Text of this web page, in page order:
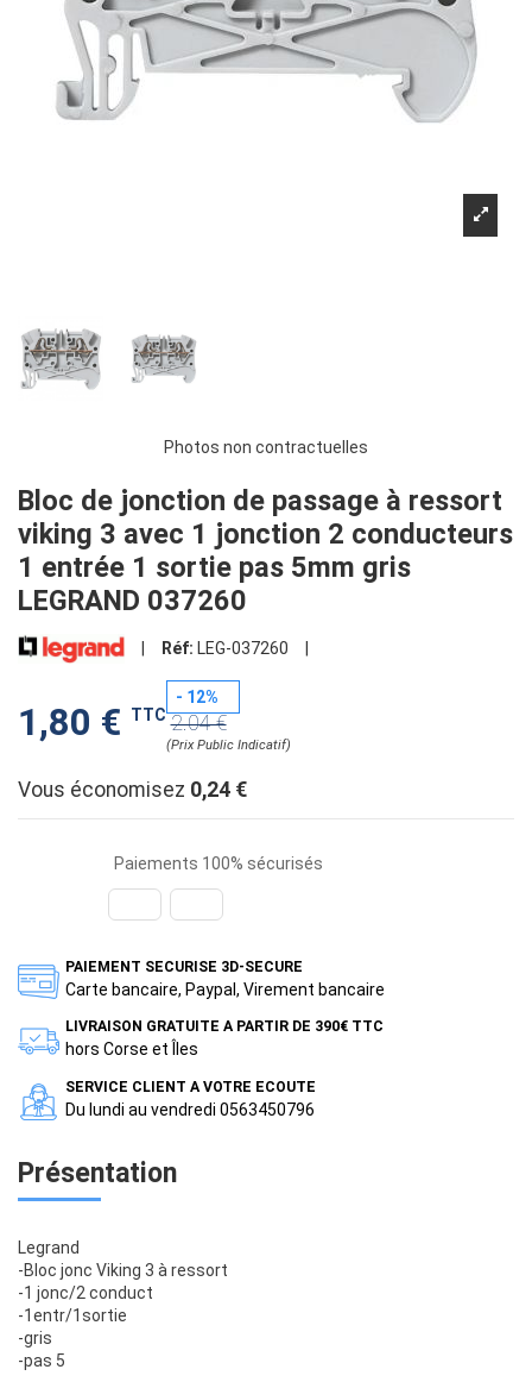
Photos non contractuelles
Bloc de jonction de passage à ressort
viking 3 avec 1 jonction 2 conducteurs
1 entrée 1 sortie pas 5mm gris
LEGRAND 037260
Réf: LEG-037260
1,80 € TTC
- 12%
2.04 €
(Prix Public Indicatif)
Vous économisez 0,24 €
Paiements 100% sécurisés
PAIEMENT SECURISE 3D-SECURE
Carte bancaire, Paypal, Virement bancaire
LIVRAISON GRATUITE A PARTIR DE 390€ TTC
hors Corse et Îles
SERVICE CLIENT A VOTRE ECOUTE
Du lundi au vendredi 0563450796
Présentation
Legrand
-Bloc jonc Viking 3 à ressort
-1 jonc/2 conduct
-1entr/1sortie
-gris
-pas 5